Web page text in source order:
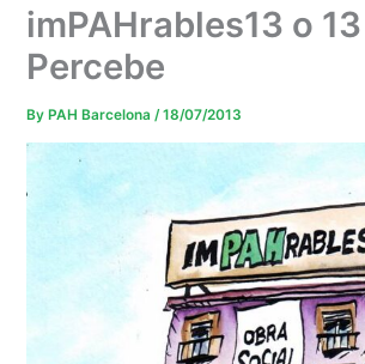
imPAHrables13 o
Percebe
By PAH Barcelona/18/07/2013